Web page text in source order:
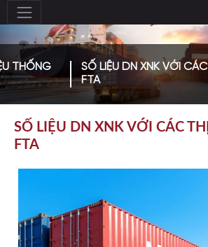
THỐNG
SỐ LIỆU DN XNK VỚI
FTA
SỐ LIỆU DN XNK VỚI CÁC
FTA